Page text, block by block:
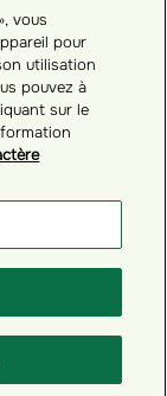
vous
pour
utilisation
pouvez à
sur le